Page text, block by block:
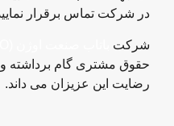
در شرکت تماس برقرار
شرکت
حقوق مشتری گام برداشته و
رضایت این عزیزان می داند.